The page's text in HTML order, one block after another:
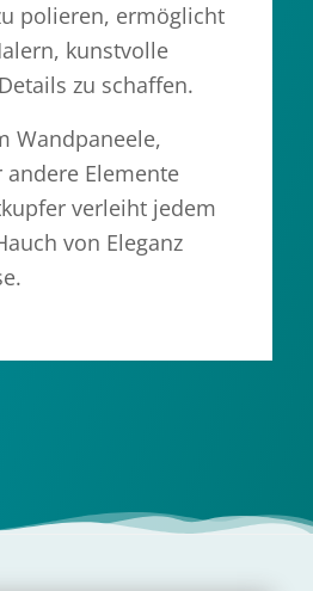
polieren, ermöglicht
kunstvolle
zu schaffen.
Wandpaneele,
andere Elemente
verleiht jedem
von Eleganz